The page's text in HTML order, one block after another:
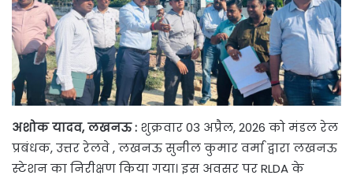
अशोक यादव, लखनऊ : शुक्रवार 03 अप्रैल, 2026 को मंडल रेल
प्रबंधक, उत्तर रेलवे , लखनऊ सुनील कुमार वर्मा द्वारा लखनऊ
स्टेशन का निरीक्षण किया गया। इस अवसर पर RLDA के